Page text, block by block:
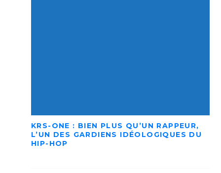
KRS-ONE : BIEN PLUS QU’UN RAPPEUR,
L’UN DES GARDIENS IDÉOLOGIQUES DU
HIP-HOP